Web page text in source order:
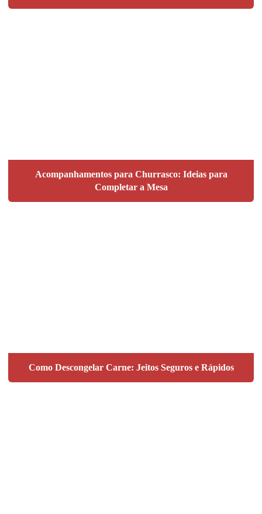
Acompanhamentos para Churrasco: Ideias para
Completar a Mesa
Como Descongelar Carne: Jeitos Seguros e Rápidos